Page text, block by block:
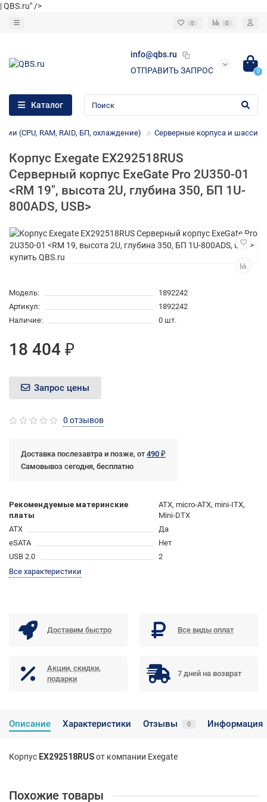
| QBS.ru" />
0 0
info@qbs.ru
ОТПРАВИТЬ ЗАПРОС
0
Каталог
(CPU, RAM, RAID, БП, охлаждение) Серверные корпуса и шасси
Корпус Exegate EX292518RUS
Серверный корпус ExeGate Pro 2U350-01
<RM 19", высота 2U, глубина 350, БП 1U-
800ADS, USB>
Модель:
1892242
Артикул:
1892242
Наличие:
0 шт.
18 404 ₽
Запрос цены
0 отзывов
Доставка послезавтра и позже, от490 ₽
Самовывоз сегодня, бесплатно
Рекомендуемые материнские
платы
ATX, micro-ATX, mini-ITX,
Mini-DTX
ATX
Да
eSATA
Нет
USB 2.0
2
Все характеристики
Доставим быстро Все виды оплат
Акции, скидки,
подарки
7 дней на возврат
Описание Характеристики Отзывы 0 Информация
Корпус EX292518RUSот компании Exegate
Похожие товары